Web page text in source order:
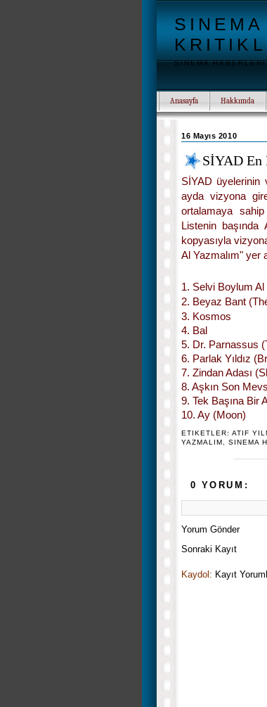
SINEMA
Anasayfa Hakkımda
16 Mayıs 2010
SİYAD En
SİYAD üyelerinin
ayda vizyona
ortalamaya
Listenin başında
kopyasıyla
Al Yazmalım" yer
1. Selvi Boylum Al
2. Beyaz Bant
3. Kosmos
4. Bal
5. Dr. Parnassus
6. Parlak Yıldız
7. Zindan Adası
8. Aşkın Son
9. Tek Başına Bir
10. Ay (Moon)
ETIKETLER: ATIF
YAZMALIM, SINEMA
0 YORUM:
Yorum Gönder
Sonraki Kayıt
Kaydol: Kayıt